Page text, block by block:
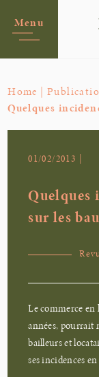
Menu
Home |
Quelques
01/02/2013 |
Quelques
sur les
Le commerce en
années, pourrait
bailleurs et
ses incidences